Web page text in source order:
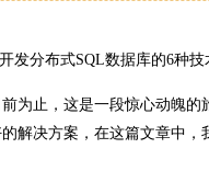
为止，这是一段惊心动魄
解决方案，在这篇文章中